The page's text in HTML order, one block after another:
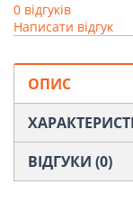
0 відгуків
Написати відгук
ОПИС
ВІДГУКИ (0)